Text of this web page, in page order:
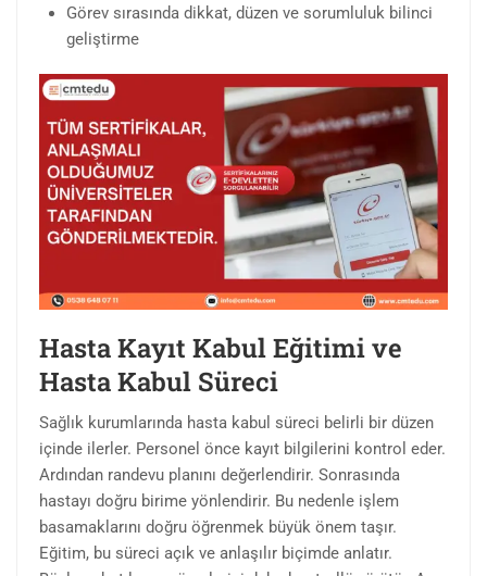
Görev sırasında dikkat, düzen ve sorumluluk bilinci
geliştirme
Hasta Kayıt Kabul Eğitimi ve
Hasta Kabul Süreci
Sağlık kurumlarında hasta kabul süreci belirli bir düzen
içinde ilerler. Personel önce kayıt bilgilerini kontrol eder.
Ardından randevu planını değerlendirir. Sonrasında
hastayı doğru birime yönlendirir. Bu nedenle işlem
basamaklarını doğru öğrenmek büyük önem taşır.
Eğitim, bu süreci açık ve anlaşılır biçimde anlatır.